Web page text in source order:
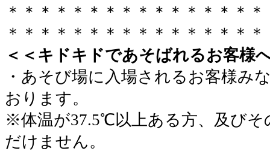
＊＊＊＊＊＊＊＊＊＊＊＊＊＊＊
＊＊＊＊＊＊＊＊＊＊＊＊＊＊＊＊
＜＜キドキドであそばれるお客様
・あそび場に入場されるお客様み
おります。
※体温が37.5℃以上ある方、及びそ
だけません。